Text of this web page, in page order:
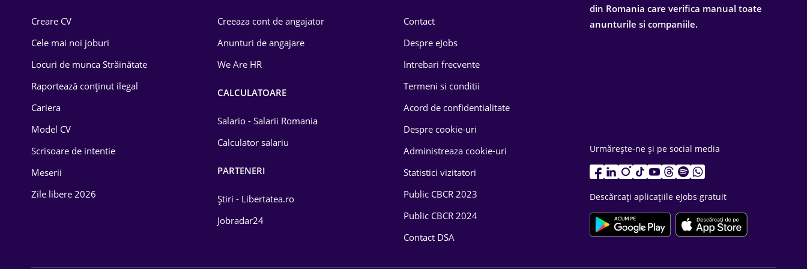
Drept
Educație / Training
Energetică
Farma
Creare CV
Cele mai noi joburi
Locuri de munca Străinătate
Raportează conținut ilegal
Cariera
Model CV
Scrisoare de intentie
Meserii
Zile libere 2026
Creeaza cont de angajator
Anunturi de angajare
We Are HR
CALCULATOARE
Salario - Salarii Romania
Calculator salariu
PARTENERI
Știri - Libertatea.ro
Jobradar24
Contact
Despre eJobs
Intrebari frecvente
Termeni si conditii
Acord de confidentialitate
Despre cookie-uri
Administreaza cookie-uri
Statistici vizitatori
Public CBCR 2023
Public CBCR 2024
Contact DSA
din Romania care verifica manual toate
anunturile si companiile.
Urmărește-ne și pe social media
Descărcați aplicațiile eJobs gratuit